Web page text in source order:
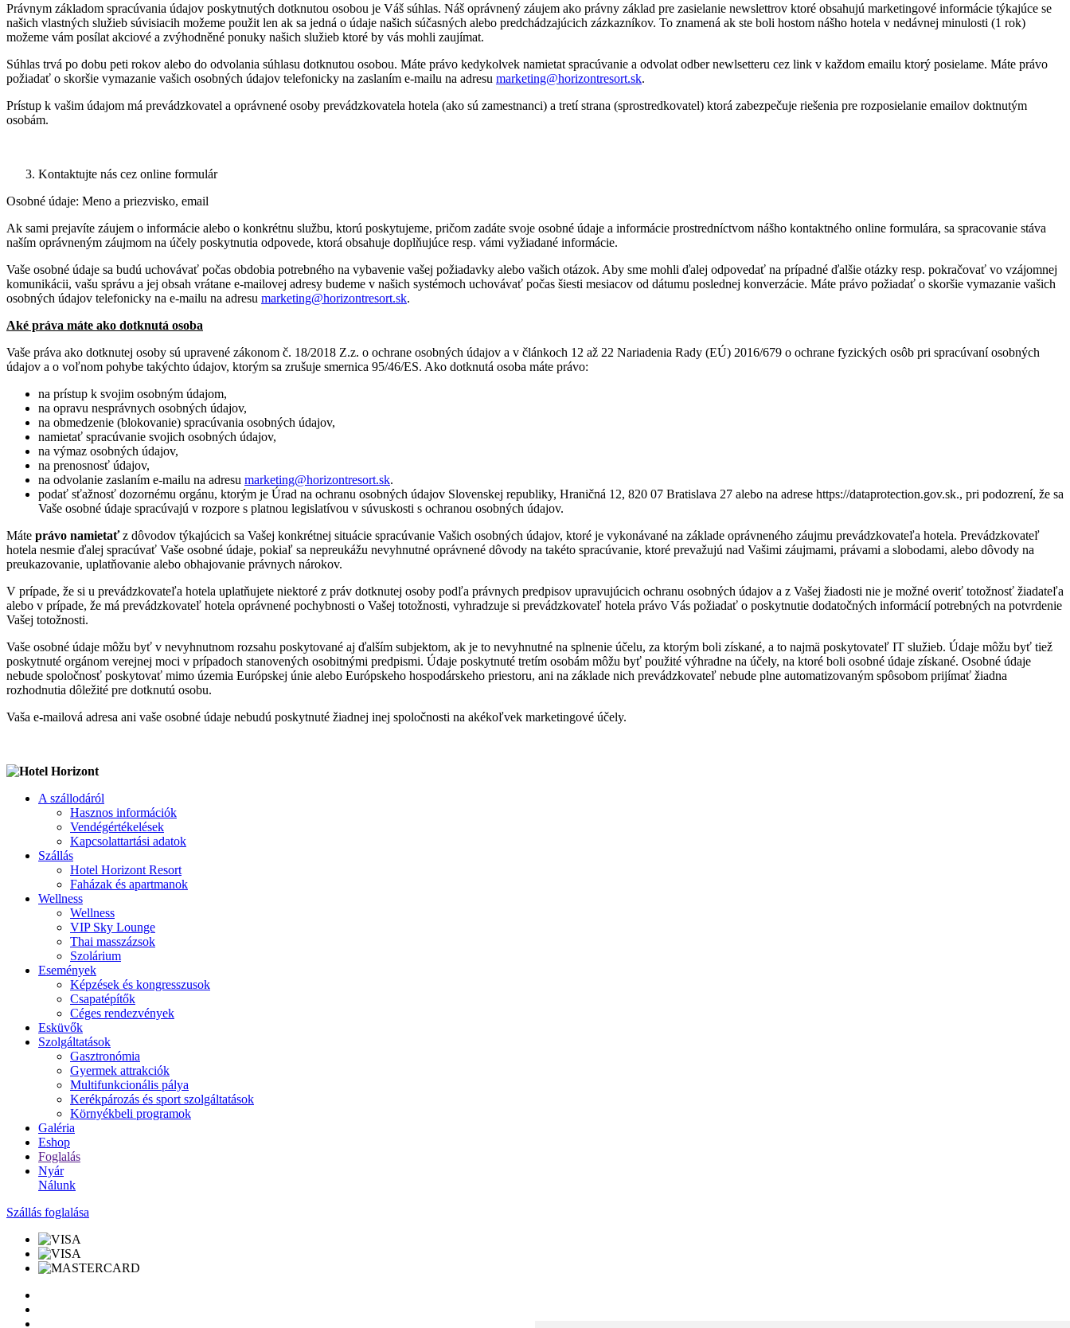
Právnym základom spracúvania údajov poskytnutých dotknutou osobou je Váš súhlas. Náš oprávnený záujem ako právny základ pre zasielanie newslettrov ktoré obsahujú marketingové informácie týkajúce se
našich vlastných služieb súvisiacih možeme použit len ak sa jedná o údaje našich súčasných alebo predchádzajúcich zázkazníkov. To znamená ak ste boli hostom nášho hotela v nedávnej minulosti (1 rok)
možeme vám posílat akciové a zvýhodněné ponuky našich služieb ktoré by vás mohli zaujímat.
Súhlas trvá po dobu peti rokov alebo do odvolania súhlasu dotknutou osobou. Máte právo kedykolvek namietat spracúvanie a odvolat odber newlsetteru cez link v každom emailu ktorý posielame. Máte právo
požiadať o skoršie vymazanie vašich osobných údajov telefonicky na zaslaním e-mailu na adresu marketing@horizontresort.sk.
Prístup k vašim údajom má prevádzkovatel a oprávnené osoby prevádzkovatela hotela (ako sú zamestnanci) a tretí strana (sprostredkovatel) ktorá zabezpečuje riešenia pre rozposielanie emailov doktnutým
osobám.
Kontaktujte nás cez online formulár
Osobné údaje: Meno a priezvisko, email
Ak sami prejavíte záujem o informácie alebo o konkrétnu službu, ktorú poskytujeme, pričom zadáte svoje osobné údaje a informácie prostredníctvom nášho kontaktného online formulára, sa spracovanie stáva
naším oprávneným záujmom na účely poskytnutia odpovede, ktorá obsahuje doplňujúce resp. vámi vyžiadané informácie.
Vaše osobné údaje sa budú uchovávať počas obdobia potrebného na vybavenie vašej požiadavky alebo vašich otázok. Aby sme mohli ďalej odpovedať na prípadné ďalšie otázky resp. pokračovať vo vzájomnej
komunikácii, vašu správu a jej obsah vrátane e-mailovej adresy budeme v našich systémoch uchovávať počas šiesti mesiacov od dátumu poslednej konverzácie. Máte právo požiadať o skoršie vymazanie vašich
osobných údajov telefonicky na e-mailu na adresu marketing@horizontresort.sk.
Aké práva máte ako dotknutá osoba
Vaše práva ako dotknutej osoby sú upravené zákonom č. 18/2018 Z.z. o ochrane osobných údajov a v článkoch 12 až 22 Nariadenia Rady (EÚ) 2016/679 o ochrane fyzických osôb pri spracúvaní osobných
údajov a o voľnom pohybe takýchto údajov, ktorým sa zrušuje smernica 95/46/ES. Ako dotknutá osoba máte právo:
na prístup k svojim osobným údajom,
na opravu nesprávnych osobných údajov,
na obmedzenie (blokovanie) spracúvania osobných údajov,
namietať spracúvanie svojich osobných údajov,
na výmaz osobných údajov,
na prenosnosť údajov,
na odvolanie zaslaním e-mailu na adresu marketing@horizontresort.sk.
podať sťažnosť dozornému orgánu, ktorým je Úrad na ochranu osobných údajov Slovenskej republiky, Hraničná 12, 820 07 Bratislava 27 alebo na adrese https://dataprotection.gov.sk., pri podozrení, že sa
Vaše osobné údaje spracúvajú v rozpore s platnou legislatívou v súvuskosti s ochranou osobných údajov.
Máte právo namietaťz dôvodov týkajúcich sa Vašej konkrétnej situácie spracúvanie Vašich osobných údajov, ktoré je vykonávané na základe oprávneného záujmu prevádzkovateľa hotela. Prevádzkovateľ
hotela nesmie ďalej spracúvať Vaše osobné údaje, pokiaľ sa nepreukážu nevyhnutné oprávnené dôvody na takéto spracúvanie, ktoré prevažujú nad Vašimi záujmami, právami a slobodami, alebo dôvody na
preukazovanie, uplatňovanie alebo obhajovanie právnych nárokov.
V prípade, že si u prevádzkovateľa hotela uplatňujete niektoré z práv dotknutej osoby podľa právnych predpisov upravujúcich ochranu osobných údajov a z Vašej žiadosti nie je možné overiť totožnosť žiadateľa
alebo v prípade, že má prevádzkovateľ hotela oprávnené pochybnosti o Vašej totožnosti, vyhradzuje si prevádzkovateľ hotela právo Vás požiadať o poskytnutie dodatočných informácií potrebných na potvrdenie
Vašej totožnosti.
Vaše osobné údaje môžu byť v nevyhnutnom rozsahu poskytované aj ďalším subjektom, ak je to nevyhnutné na splnenie účelu, za ktorým boli získané, a to najmä poskytovateľ IT služieb. Údaje môžu byť tiež
poskytnuté orgánom verejnej moci v prípadoch stanovených osobitnými predpismi. Údaje poskytnuté tretím osobám môžu byť použité výhradne na účely, na ktoré boli osobné údaje získané. Osobné údaje
nebude spoločnosť poskytovať mimo územia Európskej únie alebo Európskeho hospodárskeho priestoru, ani na základe nich prevádzkovateľ nebude plne automatizovaným spôsobom prijímať žiadna
rozhodnutia dôležité pre dotknutú osobu.
Vaša e-mailová adresa ani vaše osobné údaje nebudú poskytnuté žiadnej inej spoločnosti na akékoľvek marketingové účely.
A szállodáról
Hasznos információk
Vendégértékelések
Kapcsolattartási adatok
Szállás
Hotel Horizont Resort
Faházak és apartmanok
Wellness
Wellness
VIP Sky Lounge
Thai masszázsok
Szolárium
Események
Képzések és kongresszusok
Csapatépítők
Céges rendezvények
Esküvők
Szolgáltatások
Gasztronómia
Gyermek attrakciók
Multifunkcionális pálya
Kerékpározás és sport szolgáltatások
Környékbeli programok
Galéria
Eshop
Foglalás
Nyár
Nálunk
Szállás foglalása